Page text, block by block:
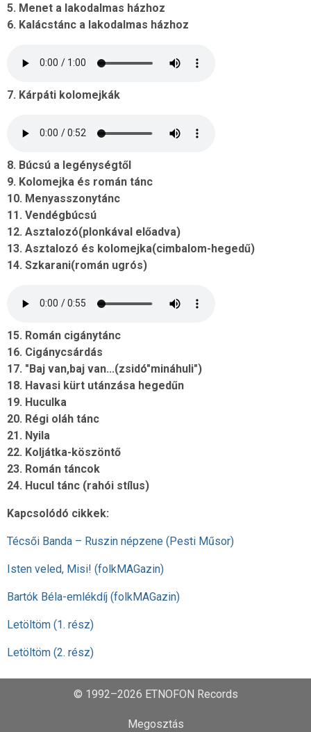
5. Menet a lakodalmas házhoz
6. Kalácstánc a lakodalmas házhoz
7. Kárpáti kolomejkák
8. Búcsú a legénységtől
9. Kolomejka és román tánc
10. Menyasszonytánc
11. Vendégbúcsú
12. Asztalozó(plonkával előadva)
13. Asztalozó és kolomejka(cimbalom-hegedű)
14. Szkarani(román ugrós)
15. Román cigánytánc
16. Cigánycsárdás
17. "Baj van,baj van...(zsidó"mináhuli")
18. Havasi kürt utánzása hegedűn
19. Huculka
20. Régi oláh tánc
21. Nyila
22. Koljátka-köszöntő
23. Román táncok
24. Hucul tánc (rahói stílus)
Kapcsolódó cikkek:
Técsői Banda – Ruszin népzene (Pesti Műsor)
Isten veled, Misi! (folkMAGazin)
Bartók Béla-emlékdíj (folkMAGazin)
Letöltöm (1. rész)
Letöltöm (2. rész)
© 1992–2026 ETNOFON Records
Megosztás